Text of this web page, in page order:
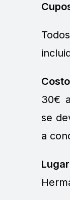
Costo
30€
se
a
Lugar